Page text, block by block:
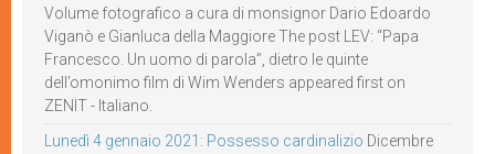
Volume fotografico a cura di monsignor Dario Edoardo
Viganò e Gianluca della Maggiore The post LEV: “Papa
Francesco. Un uomo di parola”, dietro le quinte
dell’omonimo film di Wim Wenders appeared first on
ZENIT - Italiano.
Lunedì 4 gennaio 2021: Possesso cardinalizio Dicembre